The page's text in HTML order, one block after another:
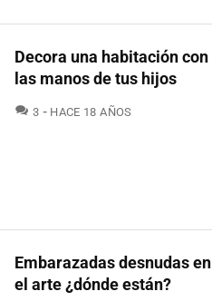
Decora una habitación con
las manos de tus hijos
3 COMENTARIOS
HACE 18 AÑOS
Embarazadas desnudas en
el arte ¿dónde están?